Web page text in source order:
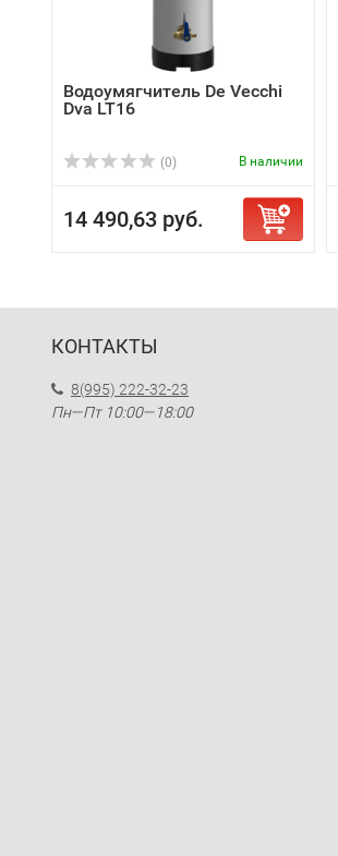
Водоумягчитель De Vecchi
Dva LT16
(0) В наличии
14 490,63 руб.
КОНТАКТЫ
8(995) 222-32-23
Пн—Пт 10:00—18:00